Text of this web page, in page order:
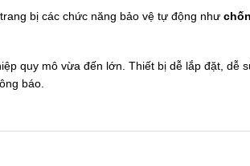
bị các chức năng bảo vệ tự động như
quy mô vừa đến lớn. Thiết bị dễ lắp đặt, dễ
báo.